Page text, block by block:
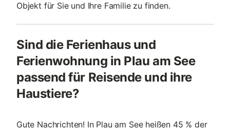
Objekt für Sie und Ihre Familie zu finden.
Sind die Ferienhaus und
Ferienwohnung in Plau am See
passend für Reisende und ihre
Haustiere?
Gute Nachrichten! In Plau am See heißen 45 % der